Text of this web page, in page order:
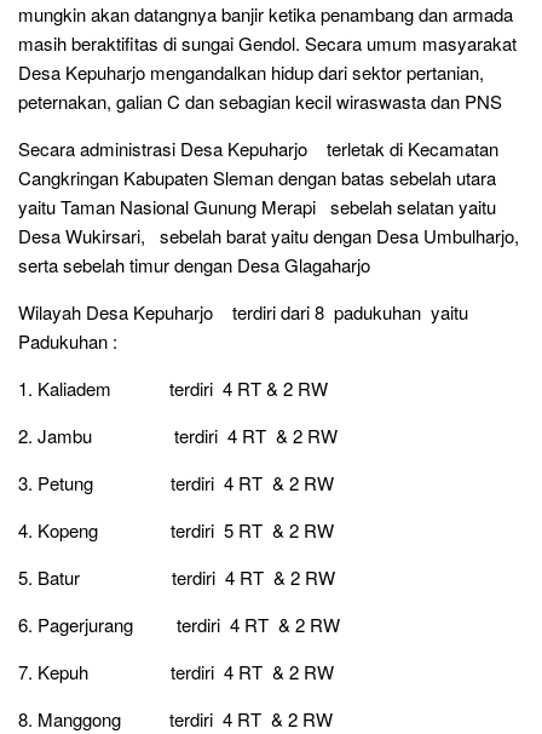
mungkin akan datangnya banjir ketika penambang dan armada
masih beraktifitas di sungai Gendol. Secara umum masyarakat
Desa Kepuharjo mengandalkan hidup dari sektor pertanian,
peternakan, galian C dan sebagian kecil wiraswasta dan PNS
Secara administrasi Desa Kepuharjo terletak di Kecamatan
Cangkringan Kabupaten Sleman dengan batas sebelah utara
yaitu Taman Nasional Gunung Merapi sebelah selatan yaitu
Desa Wukirsari, sebelah barat yaitu dengan Desa Umbulharjo,
serta sebelah timur dengan Desa Glagaharjo
Wilayah Desa Kepuharjo terdiri dari 8 padukuhan yaitu
Padukuhan :
1. Kaliadem terdiri 4 RT & 2 RW
2. Jambu terdiri 4 RT & 2 RW
3. Petung terdiri 4 RT & 2 RW
4. Kopeng terdiri 5 RT & 2 RW
5. Batur terdiri 4 RT & 2 RW
6. Pagerjurang terdiri 4 RT & 2 RW
7. Kepuh terdiri 4 RT & 2 RW
8. Manggong terdiri 4 RT & 2 RW